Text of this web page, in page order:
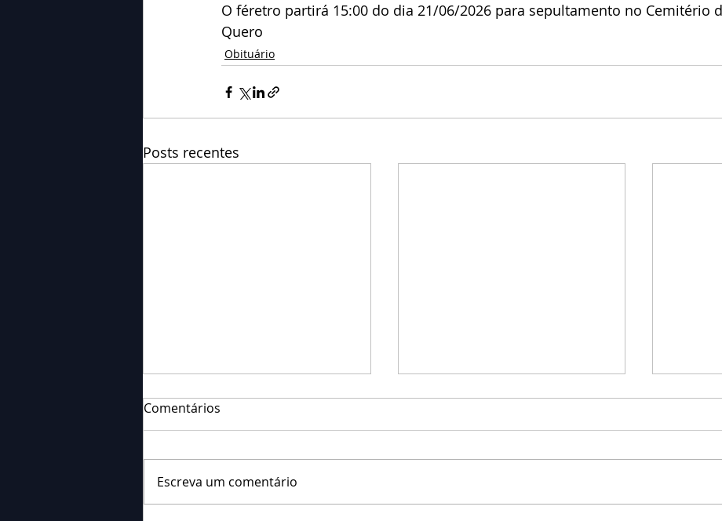
O féretro partirá 15:00 do dia 21/06/2026 para sepultamento no Cemitério
Quero
Obituário
Posts recentes
Comentários
Escreva um comentário